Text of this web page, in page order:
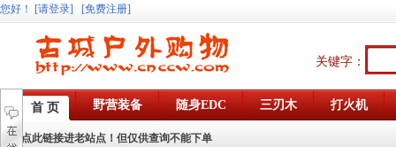
您好 ！ [请登录] [免费注册]
关键字：
首 页 野营装备 随身EDC 三刃木 打火机
点此链接进老站点！但仅供查询不能下单